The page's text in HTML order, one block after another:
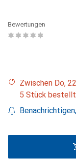
Bewertungen
Zwischen Do,
5 Stück bestellt